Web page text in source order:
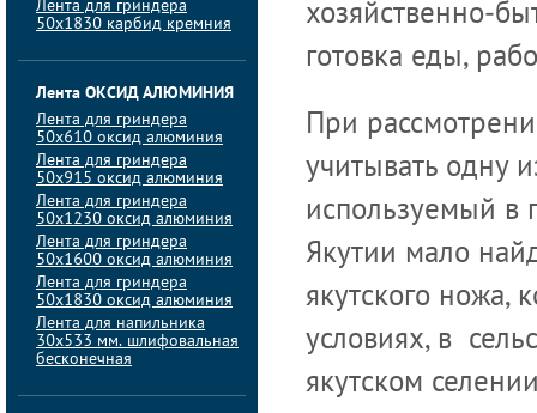
Лента для гриндера
50х1830 карбид кремния
Лента ОКСИД АЛЮМИНИЯ
Лента для гриндера
50х610 оксид алюминия
Лента для гриндера
50х915 оксид алюминия
Лента для гриндера
50х1230 оксид алюминия
Лента для гриндера
50х1600 оксид алюминия
Лента для гриндера
50х1830 оксид алюминия
Лента для напильника
30х533 мм. шлифовальная
бесконечная
хозяйственно-
готовка еды,
При
учитывать одну
используемый в
Якутии мало
якутского ножа,
условиях, в
якутском